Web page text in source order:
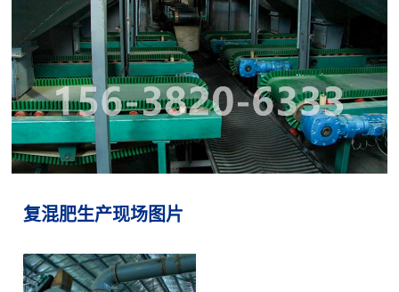
复混肥生产现场图片